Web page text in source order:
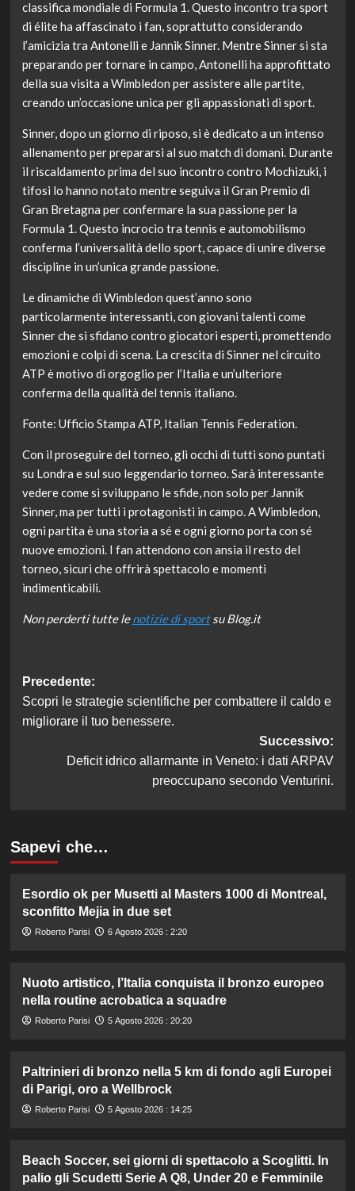
classifica mondiale di Formula 1. Questo incontro tra sport
di élite ha affascinato i fan, soprattutto considerando
l’amicizia tra Antonelli e Jannik Sinner. Mentre Sinner si sta
preparando per tornare in campo, Antonelli ha approfittato
della sua visita a Wimbledon per assistere alle partite,
creando un’occasione unica per gli appassionati di sport.
Sinner, dopo un giorno di riposo, si è dedicato a un intenso
allenamento per prepararsi al suo match di domani. Durante
il riscaldamento prima del suo incontro contro Mochizuki, i
tifosi lo hanno notato mentre seguiva il Gran Premio di
Gran Bretagna per confermare la sua passione per la
Formula 1. Questo incrocio tra tennis e automobilismo
conferma l’universalità dello sport, capace di unire diverse
discipline in un’unica grande passione.
Le dinamiche di Wimbledon quest’anno sono
particolarmente interessanti, con giovani talenti come
Sinner che si sfidano contro giocatori esperti, promettendo
emozioni e colpi di scena. La crescita di Sinner nel circuito
ATP è motivo di orgoglio per l’Italia e un’ulteriore
conferma della qualità del tennis italiano.
Fonte: Ufficio Stampa ATP, Italian Tennis Federation.
Con il proseguire del torneo, gli occhi di tutti sono puntati
su Londra e sul suo leggendario torneo. Sarà interessante
vedere come si sviluppano le sfide, non solo per Jannik
Sinner, ma per tutti i protagonisti in campo. A Wimbledon,
ogni partita è una storia a sé e ogni giorno porta con sé
nuove emozioni. I fan attendono con ansia il resto del
torneo, sicuri che offrirà spettacolo e momenti
indimenticabili.
Non perderti tutte lenotizie di sportsu Blog.it
Navigazione
articolo
Precedente:
Scopri le strategie scientifiche per combattere il caldo e
migliorare il tuo benessere.
Successivo:
Deficit idrico allarmante in Veneto: i dati ARPAV
preoccupano secondo Venturini.
Sapevi che…
Esordio ok per Musetti al Masters 1000 di Montreal,
sconfitto Mejia in due set
Roberto Parisi 6 Agosto 2026 : 2:20
Nuoto artistico, l’Italia conquista il bronzo europeo
nella routine acrobatica a squadre
Roberto Parisi 5 Agosto 2026 : 20:20
Paltrinieri di bronzo nella 5 km di fondo agli Europei
di Parigi, oro a Wellbrock
Roberto Parisi 5 Agosto 2026 : 14:25
Beach Soccer, sei giorni di spettacolo a Scoglitti. In
palio gli Scudetti Serie A Q8, Under 20 e Femminile